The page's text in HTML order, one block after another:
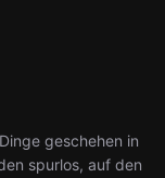
geschehen in
spurlos, auf den